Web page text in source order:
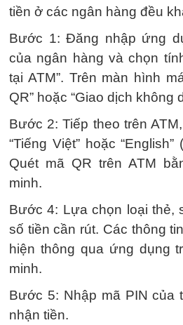
tiền ở các ngân hàng đều
Bước 1: Đăng nhập ứng
của ngân hàng và chọn
tại ATM”. Trên màn hình
QR” hoặc “Giao dịch không
Bước 2: Tiếp theo trên
“Tiếng Việt” hoặc
Quét mã QR trên ATM
minh.
Bước 4: Lựa chọn loại thẻ,
số tiền cần rút. Các thông
hiện thông qua ứng dụng
minh.
Bước 5: Nhập mã PIN của
nhận tiền.